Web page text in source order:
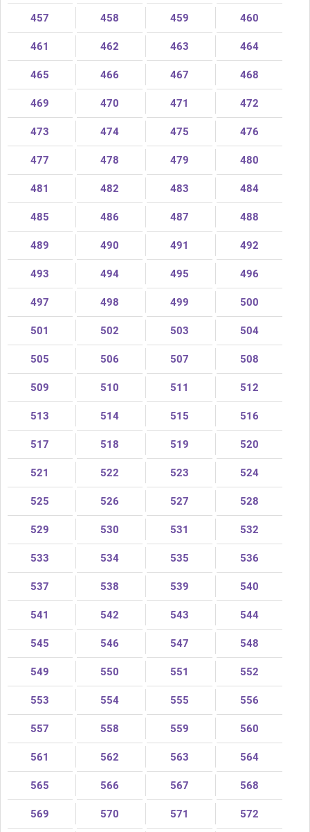
457 458 459 460
461 462 463 464
465 466 467 468
469 470 471 472
473 474 475 476
477 478 479 480
481 482 483 484
485 486 487 488
489 490 491 492
493 494 495 496
497 498 499 500
501 502 503 504
505 506 507 508
509 510 511 512
513 514 515 516
517 518 519 520
521 522 523 524
525 526 527 528
529 530 531 532
533 534 535 536
537 538 539 540
541 542 543 544
545 546 547 548
549 550 551 552
553 554 555 556
557 558 559 560
561 562 563 564
565 566 567 568
569 570 571 572